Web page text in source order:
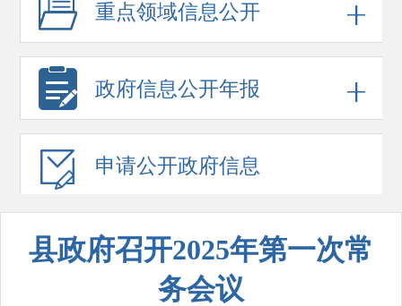
重点领域信息公开
政府信息公开年报
申请公开政府信息
县政府召开2025年第一次常
务会议